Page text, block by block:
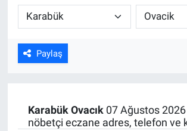
Paylaş
Karabük Ovacık07 Ağustos
nöbetçi eczane adres, telefon ve
Kültür Sanat
Bilim ve Teknoloji